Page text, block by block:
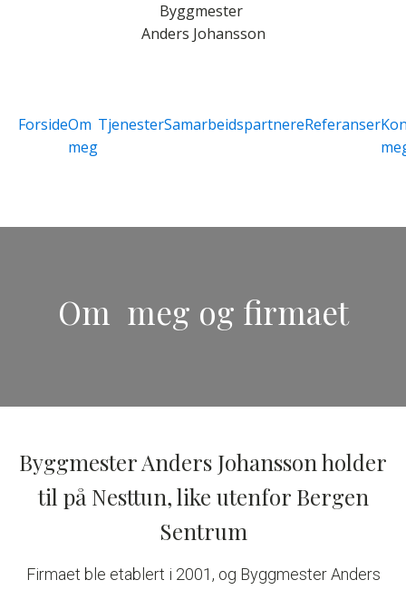
Byggmester
Anders Johansson
ForsideOm
meg
TjenesterSamarbeidspartnereReferanser
Om meg og firmaet
Byggmester Anders Johansson holder
til på Nesttun, like utenfor Bergen
Sentrum
Firmaet ble etablert i 2001, og Byggmester Anders